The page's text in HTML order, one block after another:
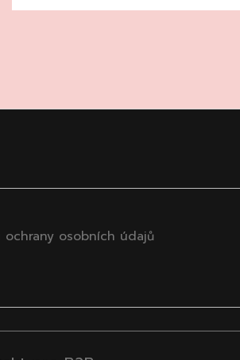
ochrany osobních údajů